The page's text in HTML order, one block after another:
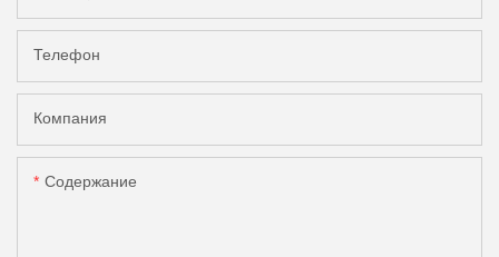
Телефон
Компания
Содержание